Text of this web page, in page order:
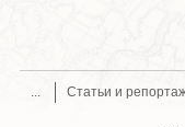
Статьи и